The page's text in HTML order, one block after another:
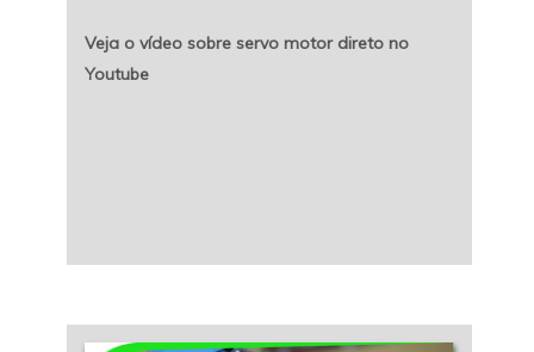
Veja o vídeo sobre servo motor direto no
Youtube